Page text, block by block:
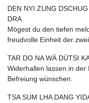
DEN NYI ZUNG
DRA
Mögest du den tiefen
freudvolle Einheit der
TAR DO NA WÄ DÜTSI
Widerhallen lassen in
Befreiung wünschen.
TSA SUM LHA DANG